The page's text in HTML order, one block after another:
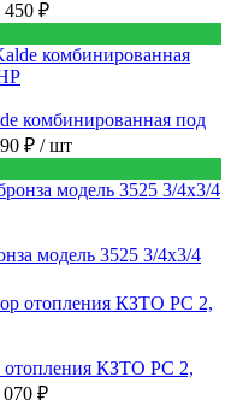
450 ₽
комбинированная под
₽ / шт
модель 3525 3/4x3/4
отопления КЗТО РС 2,
070 ₽